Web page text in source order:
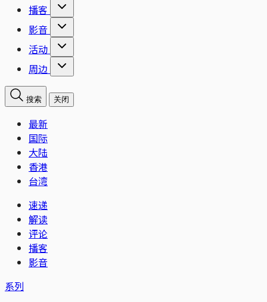
播客
影音
活动
周边
搜索 关闭
最新
国际
大陆
香港
台湾
速递
解读
评论
播客
影音
系列